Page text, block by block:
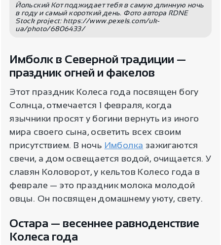
Йольский Кот поджидает тебя в самую длинную ночь
в году и самый короткий день. Фото автора RDNE
Stock project: https://www.pexels.com/uk-
ua/photo/6806433/
Имболк в Северной традиции —
праздник огней и факелов
Этот праздник Колеса года посвящен богу
Солнца, отмечается 1 февраля, когда
язычники просят у богини вернуть из иного
мира своего сына, осветить всех своим
присутствием. В ночь Имболка зажигаются
свечи, а дом освещается водой, очищается. У
славян Коловорот, у кельтов Колесо года в
феврале — это праздник молока молодой
овцы. Он посвящен домашнему уюту, свету.
Остара — весеннее равноденствие
Колеса года